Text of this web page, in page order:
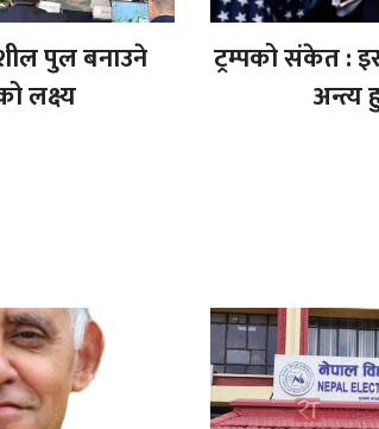
पुल बनाउने
लक्ष्य
ट्रम्पको संकेत :